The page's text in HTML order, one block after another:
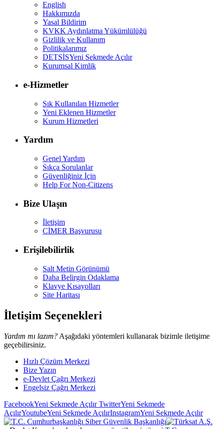
English
Hakkımızda
Yasal Bildirim
KVKK Aydınlatma Yükümlülüğü
Gizlilik ve Kullanım
Politikalarımız
DETSİSYeni Sekmede Açılır
Kurumsal Kimlik
e-Hizmetler
Sık Kullanılan Hizmetler
Yeni Eklenen Hizmetler
Kurum Hizmetleri
Yardım
Genel Yardım
Sıkça Sorulanlar
Güvenliğiniz İçin
Help For Non-Citizens
Bize Ulaşın
İletişim
CİMER Başvurusu
Erişilebilirlik
Salt Metin Görünümü
Daha Belirgin Odaklama
Klavye Kısayolları
Site Haritası
İletişim Seçenekleri
Yardım mı lazım? Aşağıdaki yöntemleri kullanarak bizimle iletişime
geçebilirsiniz.
Hızlı Çözüm Merkezi
Bize Yazın
e-Devlet Çağrı Merkezi
Engelsiz Çağrı Merkezi
FacebookYeni Sekmede AçılırTwitterYeni Sekmede
AçılırYoutubeYeni Sekmede AçılırInstagramYeni Sekmede Açılır